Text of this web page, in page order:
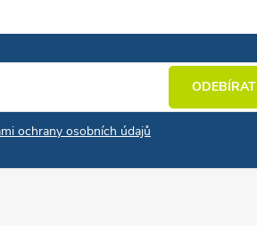
ochrany osobních údajů
ODEBÍRAT